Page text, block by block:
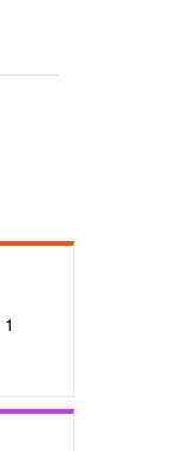
1